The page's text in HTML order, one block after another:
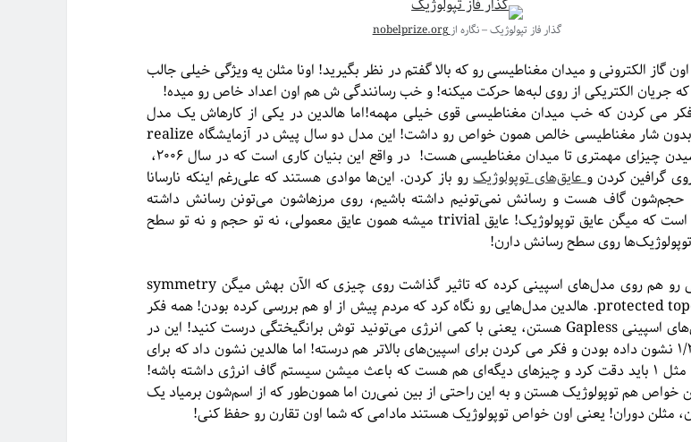
گذار فاز تپولوژیک – نگاره ازnobelprize.org
گاز الکترونی و میدان مغناطیسی رو که بالا گفتم در نظر بگیرید! اونا مثلن یه ویژگی خیلی جالب
جریان الکتریکی از روی لبه‌ها حرکت میکنه! و خب رسانندگی ش هم اون اعداد خاص رو میده!
می کردن که خب میدان مغناطیسی قوی خیلی مهمه!اما هالدین در یکی از کارهاش یک مدل
تئوری ساخت که بدون شار مغناطیسی خالص همون خواص رو داشت! این مدل دو سال پیش در آزمایشگاه realize
شد! پس همه فهمیدن چیزای مهمتری تا میدان مغناطیسی هست! در واقع این بنیان کاری است که در سال ۲۰۰۶،
عایق‌های توپولوژیکرو باز کردن. این‌ها موادی هستند که علی‌رغم اینکه نارسانا
حجم‌شون گاف هست و رسانش نمی‌تونیم داشته باشیم، روی مرز‌هاشون می‌تونن رسانش داشته
باشن! برای همین است که میگن عایق توپولوژیک! عایق trivial میشه همون عایق معمولی، نه تو حجم و نه تو سطح
روی سطح رسانش دارن!
اما هالدین کارهایی رو هم روی مدل‌های اسپینی کرده که تاثیر گذاشت روی چیزی که الآن بهش میگن symmetry
protected topological phase. هالدین مدل‌هایی رو نگاه کرد که مردم پیش از او هم بررسی کرده بودن! همه فکر
می‌کردن این مدل‌های اسپینی Gapless هستن، یعنی با کمی انرژی می‌تونید توش برانگیختگی درست کنید! این در
واقع برای اسپین ۱/۲ نشون داده بودن و فکر می کردن برای اسپین‌های بالاتر هم درسته! اما هالدین نشون داد که برای
اسپین‌های صحیح مثل ۱ باید دقت کرد و چیزهای دیگه‌ای هم هست که باعث میشن سیستم گاف انرژی داشته باشه!
خواص هم توپولوژیک هستن و به این راحتی از بین نمی‌رن اما همون‌طور که از اسم‌شون برمیاد یک
مثلن دوران! یعنی اون خواص توپولوژیک هستند مادامی که شما اون تقارن رو حفظ کنی!